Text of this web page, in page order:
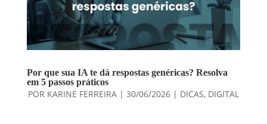
Por que sua IA te dá respostas genéricas? Resolva
em 5 passos práticos
POR KARINE FERREIRA| 30/06/2026| DICAS, DIGITAL